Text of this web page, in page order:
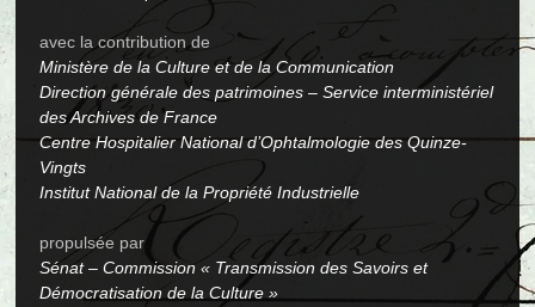
avec la contribution de
Ministère de la Culture et de la Communication
Direction générale des patrimoines – Service interministériel
des Archives de France
Centre Hospitalier National d’Ophtalmologie des Quinze-
Vingts
Institut National de la Propriété Industrielle
propulsée par
Sénat – Commission « Transmission des Savoirs et
Démocratisation de la Culture »